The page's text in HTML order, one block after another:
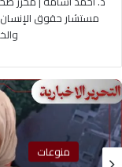
مستشار حقوق
منوعات